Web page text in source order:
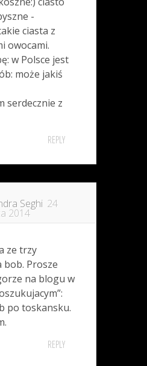
-
ciasta z
owocami.
w Polsce jest
może jakiś
serdecznie z
REPLY
Seghi 24
2014
ze trzy
bob. Prosze
na blogu w
po toskansku.
REPLY